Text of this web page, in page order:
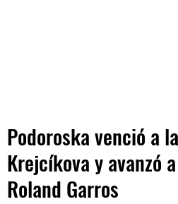
Podoroska venció a
Krejcíkova y avanzó
Roland Garros